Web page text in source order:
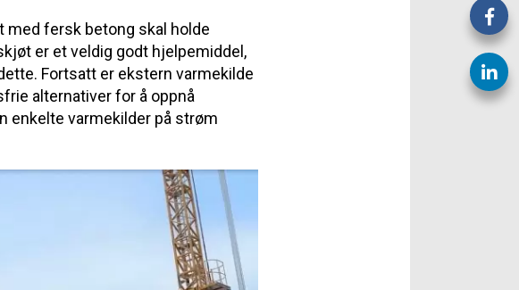
med fersk betong skal holde
er et veldig godt hjelpemiddel,
Fortsatt er ekstern varmekilde
alternativer for å oppnå
enkelte varmekilder på strøm